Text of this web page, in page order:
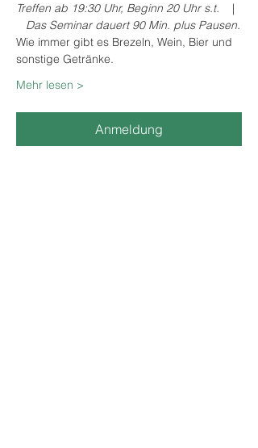
Treffen ab 19:30 Uhr, Beginn 20 Uhr s.t.
|
Das Seminar dauert 90 Min. plus Pausen.
Wie immer gibt es Brezeln, Wein, Bier und
sonstige Getränke.
Mehr lesen >
Anmeldung